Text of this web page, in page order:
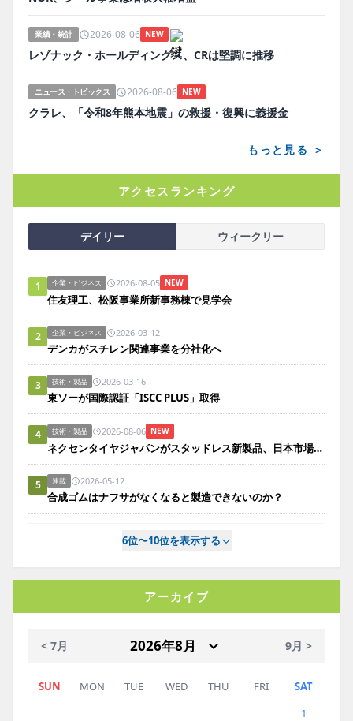
業績・統計 2026-08-06 NEW
レゾナック・ホールディングス、CRは堅調に推移
ニュース・トピックス 2026-08-06 NEW
クラレ、「令和8年熊本地震」の救援・復興に義援金
もっと見る ＞
アクセスランキング
デイリー ウィークリー
1 企業・ビジネス 2026-08-05 NEW
住友理工、松阪事業所新事務棟で見学会
2 企業・ビジネス 2026-03-12
デンカがスチレン関連事業を分社化へ
3 技術・製品 2026-03-16
東ソーが国際認証「ISCC PLUS」取得
4 技術・製品 2026-08-06 NEW
ネクセンタイヤジャパンがスタッドレス新製品、日本市場にらみ開発
5 連載 2026-05-12
合成ゴムはナフサがなくなると製造できないのか？
6位〜10位を表示する
アーカイブ
< 7月 9月 >
SUN MON TUE WED THU FRI
SAT
1